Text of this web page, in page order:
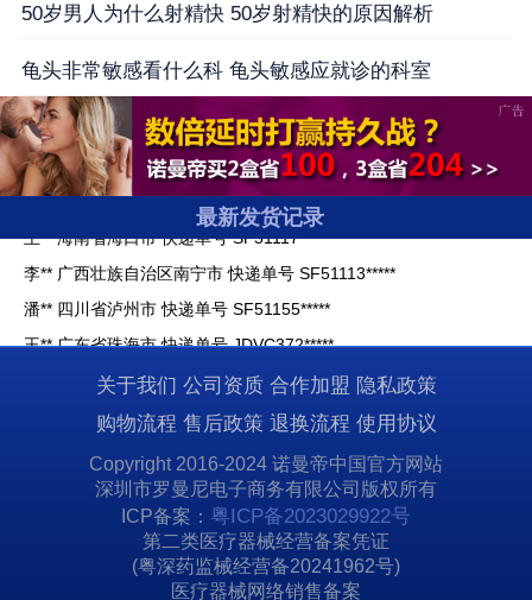
50岁男人为什么射精快 50岁射精快的原因解析
龟头非常敏感看什么科 龟头敏感应就诊的科室
最新发货记录
贺** 广东省深圳市 快递单号 SF12260*****
周** 浙江省宁波市 快递单号 SF12240*****
王** 海南省海口市 快递单号 SF51117*****
宋** 湖南省益阳市 快递单号 SF51113*****
贺** 湖南省常德市 快递单号 SF51158*****
马** 云南省昆明市 快递单号 SF51948*****
贺** 广东省深圳市 快递单号 SF12260*****
周** 浙江省宁波市 快递单号 SF12240*****
王** 海南省海口市 快递单号 SF51117*****
关于我们 公司资质 合作加盟 隐私政策
购物流程 售后政策 退换流程 使用协议
Copyright 2016-2024 诺曼帝中国官方网站
深圳市罗曼尼电子商务有限公司版权所有
ICP备案： 粤ICP备2023029922号
第二类医疗器械经营备案凭证
(粤深药监械经营备20241962号)
医疗器械网络销售备案